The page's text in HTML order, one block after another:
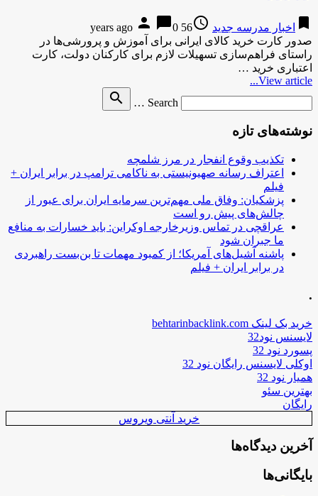
bookmark اخبار مدرسه جدید access_time
56 years ago
person chat_bubble0
صدور کارت خرید کالای ایرانی برای آموزش و پرورشی‌ها در
راستای فراهم‌سازی تسهیلات لازم برای کارکنان دولت، کارت
اعتباری خرید …
View article...
Search …
search
نوشته‌های تازه
تکذیب وقوع انفجار در مرز شلمچه
اعتراف رسانه صهیونیستی به ناکامی ترامپ در برابر ایران +
فیلم
پزشکیان: وفاق ملی مهم‌ترین سرمایه ایران برای عبور از
چالش‌های پیش رو است
عراقچی در تماس وزیرخارجه اوکراین: باید خسارات به منافع
ما جبران شود
پاشنه آشیل‌های آمریکا؛ از کمبود مهمات تا بن‌بست راهبردی
در برابر ایران + فیلم
.
خرید بک لینک behtarinbacklink.com
لایسنس نود32
پسورد نود 32
اوکلی لایسنس رایگان نود 32
همیار نود 32
بهترین سئو
رایگان
خرید آنتی ویروس
آخرین دیدگاه‌ها
بایگانی‌ها